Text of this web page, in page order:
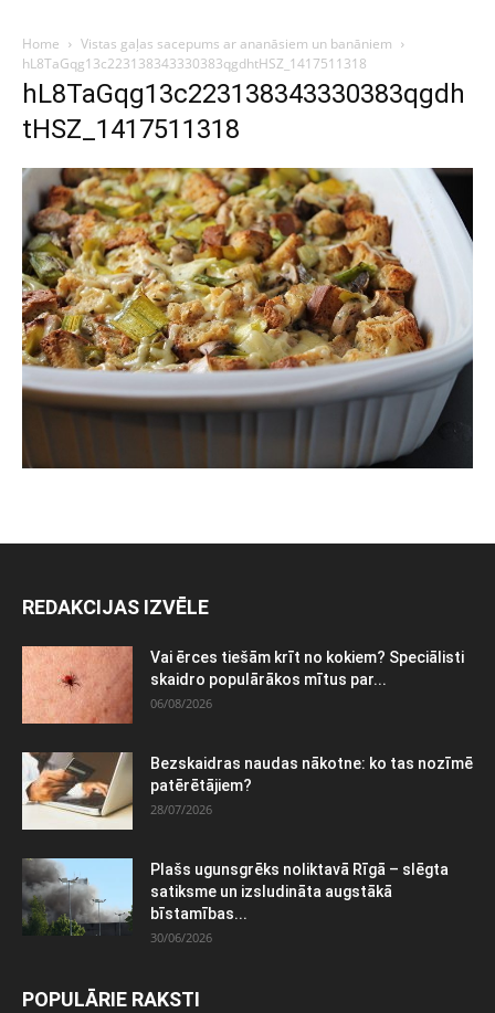
Home
Vistas gaļas sacepums ar ananāsiem un banāniem
hL8TaGqg13c223138343330383qgdhtHSZ_1417511318
hL8TaGqg13c223138343330383qgdh
tHSZ_1417511318
REDAKCIJAS IZVĒLE
Vai ērces tiešām krīt no kokiem? Speciālisti
skaidro populārākos mītus par...
06/08/2026
Bezskaidras naudas nākotne: ko tas nozīmē
patērētājiem?
28/07/2026
Plašs ugunsgrēks noliktavā Rīgā – slēgta
satiksme un izsludināta augstākā
bīstamības...
30/06/2026
POPULĀRIE RAKSTI